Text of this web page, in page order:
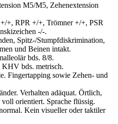
M5/M5, Zehenextension
+, RPR +/+, Trömner +/+, PSR
-/-.
Spitz-/Stumpfdiskrimination,
und Beinen intakt.
bds. 8/8.
bds. metrisch.
Fingertapping sowie Zehen- und
Verhalten adäquat. Örtlich,
orientiert. Sprache flüssig.
Kein visueller oder taktiler